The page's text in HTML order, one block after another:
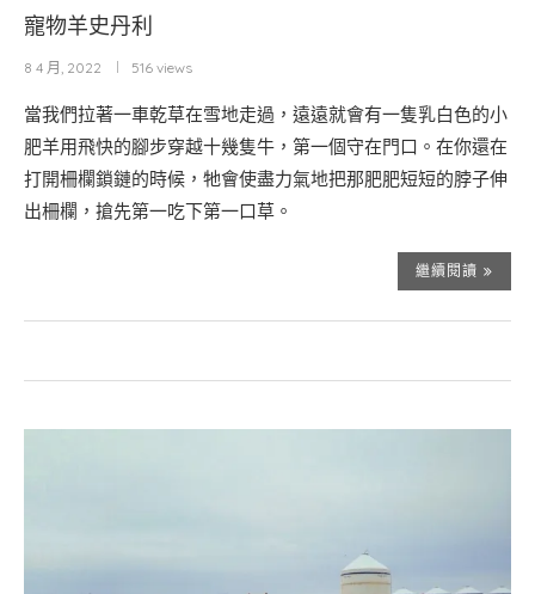
寵物羊史丹利
8 4 月, 2022 516 views
當我們拉著一車乾草在雪地走過，遠遠就會有一隻乳白色的小
肥羊用飛快的腳步穿越十幾隻牛，第一個守在門口。在你還在
打開柵欄鎖鏈的時候，牠會使盡力氣地把那肥肥短短的脖子伸
出柵欄，搶先第一吃下第一口草。
繼續閱讀